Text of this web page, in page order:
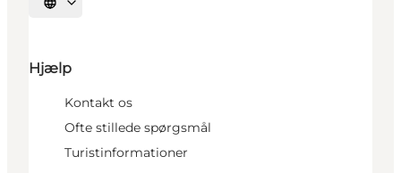
Vælg sprog
Hjælp
Kontakt os
Ofte stillede spørgsmål
Turistinformationer